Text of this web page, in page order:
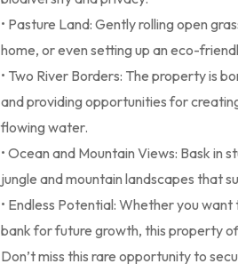
• Pasture Land: Gently rolling open
home, or even setting up an eco-
• Two River Borders: The property is
and providing opportunities for
flowing water.
• Ocean and Mountain Views: Bask in
jungle and mountain landscapes that
• Endless Potential: Whether you
bank for future growth, this property
Don’t miss this rare opportunity to